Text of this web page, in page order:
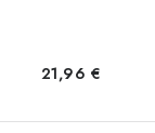
21,96 €